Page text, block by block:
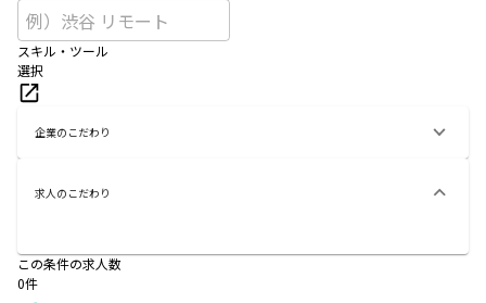
スキル・ツール
選択
企業のこだわり
求人のこだわり
この条件の求人数
0件